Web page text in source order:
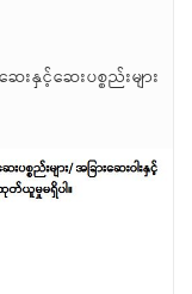
နှင့်ဆေးပစ္စည်းများ